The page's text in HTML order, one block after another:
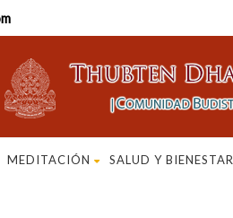
MEDITACIÓN SALUD Y BIENESTAR